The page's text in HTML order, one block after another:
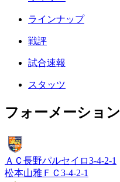
ラインナップ
戦評
試合速報
スタッツ
フォーメーション
ＡＣ長野パルセイロ3-4-2-1
松本山雅ＦＣ 3-4-2-1